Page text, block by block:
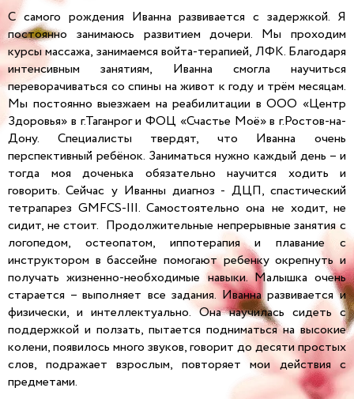
С самого рождения Иванна развивается с задержкой. Я
постоянно занимаюсь развитием дочери. Мы проходим
курсы массажа, занимаемся войта-терапией, ЛФК. Благодаря
интенсивным занятиям, Иванна смогла научиться
переворачиваться со спины на живот к году и трём месяцам.
Мы постоянно выезжаем на реабилитации в ООО «Центр
Здоровья» в г.Таганрог и ФОЦ «Счастье Моё» в г.Ростов-на-
Дону. Специалисты твердят, что Иванна очень
перспективный ребёнок. Заниматься нужно каждый день – и
тогда моя доченька обязательно научится ходить и
говорить. Сейчас у Иванны диагноз - ДЦП, спастический
тетрапарез GMFCS-III. Самостоятельно она не ходит, не
сидит, не стоит. Продолжительные непрерывные занятия с
логопедом, остеопатом, иппотерапия и плавание с
инструктором в бассейне помогают ребенку окрепнуть и
получать жизненно-необходимые навыки. Малышка очень
старается – выполняет все задания. Иванна развивается и
физически, и интеллектуально. Она научилась сидеть с
поддержкой и ползать, пытается подниматься на высокие
колени, появилось много звуков, говорит до десяти простых
слов, подражает взрослым, повторяет мои действия с
предметами.